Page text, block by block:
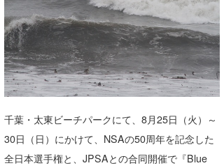
千葉・太東ビーチパークにて、8月25日（火）～
30日（日）にかけて、NSAの50周年を記念した
全日本選手権と、JPSAとの合同開催で『Blue
千葉北
伊豆
千葉南
大阪
四国
沖縄
その他
ルール＆How to
VOTE!
サーファーズ